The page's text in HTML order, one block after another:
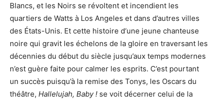
Blancs, et les Noirs se révoltent et incendient les
quartiers de Watts à Los Angeles et dans d’autres villes
des États-Unis. Et cette histoire d‘une jeune chanteuse
noire qui gravit les échelons de la gloire en traversant les
décennies du début du siècle jusqu’aux temps modernes
n’est guère faite pour calmer les esprits. C’est pourtant
un succès puisqu’à la remise des Tonys, les Oscars du
théâtre, Hallelujah, Baby ! se voit décerner celui de la